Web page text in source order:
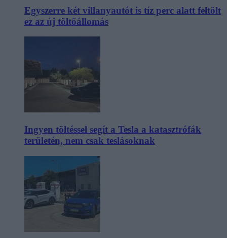
Egyszerre két villanyautót is tíz perc alatt feltölt
ez az új töltőállomás
Ingyen töltéssel segít a Tesla a katasztrófák
területén, nem csak teslásoknak